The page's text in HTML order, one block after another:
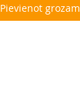
Pievienot grozam